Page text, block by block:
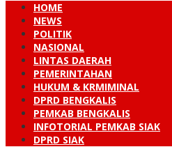
HOME
NEWS
POLITIK
NASIONAL
LINTAS DAERAH
PEMERINTAHAN
HUKUM & KRMIMINAL
DPRD BENGKALIS
PEMKAB BENGKALIS
INFOTORIAL PEMKAB SIAK
DPRD SIAK